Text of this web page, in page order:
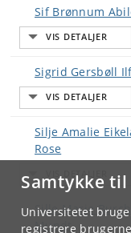
Samtykke
Universitetet
registrere
Sif Brønnum
Sigrid Gersbøll
Silje Amalie
Rose
Sille Marie
Mundt